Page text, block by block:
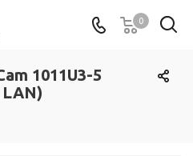
0
1011U3-5
LAN)